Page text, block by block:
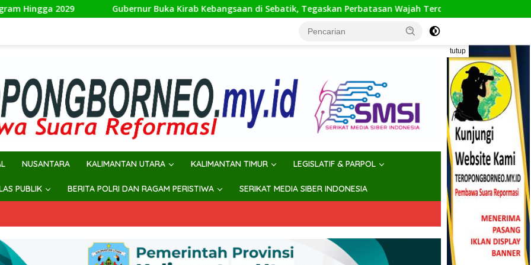
Gubernur Buka Kirab Kebangsaan di Sebatik, Tegaskan Perbatasan Wajah Terdepan Indonesia Hadiri Pisah
tutup
NUSANTARA KALIMANTAN UTARA KALIMANTAN TIMUR LEGISLATIF & PARPOL
PUBLIK BERITA POLRI DAN RAGAM PERISTIWA SERIKAT MEDIA SIBER INDONESIA